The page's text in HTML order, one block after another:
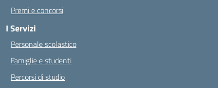
Premi e concorsi
I Servizi
Personale scolastico
Famiglie e studenti
Percorsi di studio